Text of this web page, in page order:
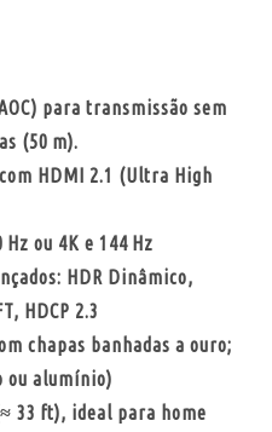
para transmissão sem
(50 m).
HDMI 2.1 (Ultra High
ou 4K e 144 Hz
HDR Dinâmico,
HDCP 2.3
chapas banhadas a ouro;
ou alumínio)
33 ft), ideal para home